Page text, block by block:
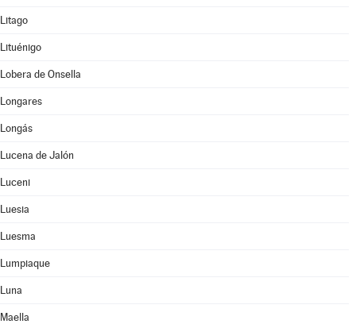
Litago
Lituénigo
Lobera de Onsella
Longares
Longás
Lucena de Jalón
Luceni
Luesia
Luesma
Lumpiaque
Luna
Maella